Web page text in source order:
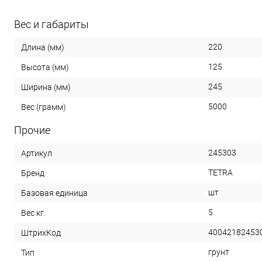
Вес и габариты
Длина (мм) 220
Высота (мм) 125
Ширина (мм) 245
Вес (грамм) 5000
Прочие
Артикул 245303
Бренд TETRA
Базовая единица шт
Вес кг. 5
ШтрихКод
Тип грунт